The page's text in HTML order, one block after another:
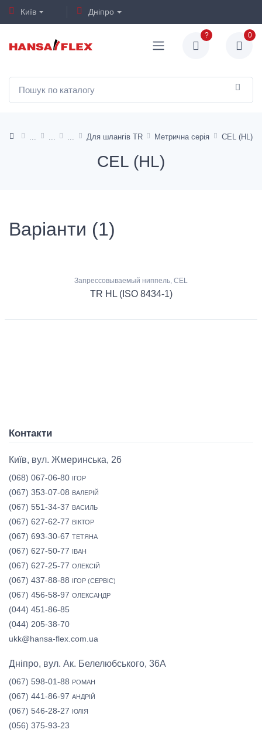
Київ Дніпро
? 0
Для шлангів TR Метрична серія CEL (HL)
CEL (HL)
Варіанти (1)
Запрессовываемый ниппель, CEL
TR HL (ISO 8434-1)
Контакти
Київ, вул. Жмеринська, 26
(068) 067-06-80 ІГОР
(067) 353-07-08 ВАЛЕРІЙ
(067) 551-34-37 ВАСИЛЬ
(067) 627-62-77 ВІКТОР
(067) 693-30-67 ТЕТЯНА
(067) 627-50-77 ІВАН
(067) 627-25-77 ОЛЕКСІЙ
(067) 437-88-88 ІГОР (СЕРВІС)
(067) 456-58-97 ОЛЕКСАНДР
(044) 451-86-85
(044) 205-38-70
ukk@hansa-flex.com.ua
Дніпро, вул. Ак. Белелюбського, 36А
(067) 598-01-88 РОМАН
(067) 441-86-97 АНДРІЙ
(067) 546-28-27 ЮЛІЯ
(056) 375-93-23